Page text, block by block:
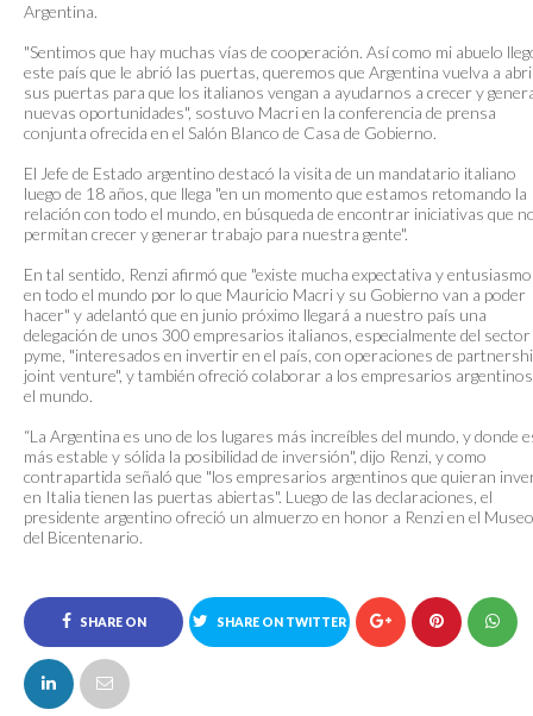
Argentina.
"Sentimos que hay muchas vías de cooperación. Así como mi abuelo
este país que le abrió las puertas, queremos que Argentina vuelva a
sus puertas para que los italianos vengan a ayudarnos a crecer y
nuevas oportunidades", sostuvo Macri en la conferencia de prensa
conjunta ofrecida en el Salón Blanco de Casa de Gobierno.
El Jefe de Estado argentino destacó la visita de un mandatario italiano
luego de 18 años, que llega "en un momento que estamos retomando la
relación con todo el mundo, en búsqueda de encontrar iniciativas que
permitan crecer y generar trabajo para nuestra gente".
En tal sentido, Renzi afirmó que "existe mucha expectativa y
en todo el mundo por lo que Mauricio Macri y su Gobierno van a poder
hacer" y adelantó que en junio próximo llegará a nuestro país una
delegación de unos 300 empresarios italianos, especialmente del sector
pyme, "interesados en invertir en el país, con operaciones de
joint venture", y también ofreció colaborar a los empresarios
el mundo.
“La Argentina es uno de los lugares más increíbles del mundo, y donde
más estable y sólida la posibilidad de inversión", dijo Renzi, y como
contrapartida señaló que "los empresarios argentinos que quieran
en Italia tienen las puertas abiertas". Luego de las declaraciones, el
presidente argentino ofreció un almuerzo en honor a Renzi en el Museo
del Bicentenario.
SHARE ON
FACEBOOK
SHARE ON TWITTER